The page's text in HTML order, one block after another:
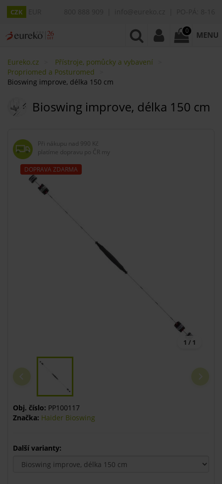
CZK
0 MENU
Eureko.cz
Přístroje, pomůcky a vybavení
Propriomed a Posturomed
Bioswing improve, délka 150 cm
Bioswing improve, délka 150 cm
Při nákupu nad 990 Kč
platíme dopravu po ČR my
DOPRAVA ZDARMA
1 / 1
Obj. číslo: PP100117
Značka: Haider Bioswing
Další varianty: